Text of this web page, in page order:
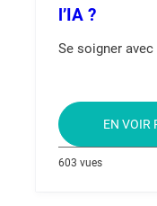
l’IA ?
Se soigner avec
EN VOIR
603 vues